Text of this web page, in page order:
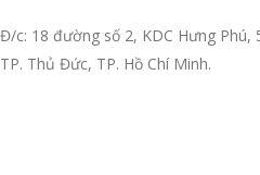
Đ/c: 18 đường số 2, KDC Hưng Phú,
TP. Thủ Đức, TP. Hồ Chí Minh.